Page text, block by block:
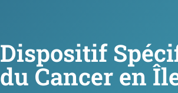
Dispositif
du Cancer en